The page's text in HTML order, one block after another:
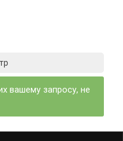
вашему запросу, не